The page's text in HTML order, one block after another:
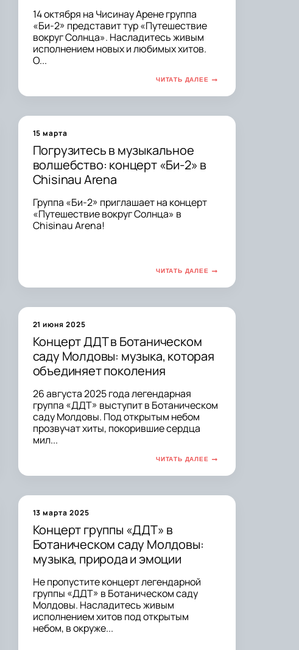
14 октября на Чисинау Арене группа
«Би-2» представит тур «Путешествие
вокруг Солнца». Насладитесь живым
исполнением новых и любимых хитов.
О...
ЧИТАТЬ ДАЛЕЕ
15 марта
Погрузитесь в музыкальное
волшебство: концерт «Би-2» в
Chisinau Arena
Группа «Би-2» приглашает на концерт
«Путешествие вокруг Солнца» в
Chisinau Arena!
ЧИТАТЬ ДАЛЕЕ
21 июня 2025
Концерт ДДТ в Ботаническом
саду Молдовы: музыка, которая
объединяет поколения
26 августа 2025 года легендарная
группа «ДДТ» выступит в Ботаническом
саду Молдовы. Под открытым небом
прозвучат хиты, покорившие сердца
мил...
ЧИТАТЬ ДАЛЕЕ
13 марта 2025
Концерт группы «ДДТ» в
Ботаническом саду Молдовы:
музыка, природа и эмоции
Не пропустите концерт легендарной
группы «ДДТ» в Ботаническом саду
Молдовы. Насладитесь живым
исполнением хитов под открытым
небом, в окруже...